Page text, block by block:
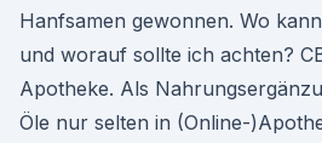
Hanfsamen gewonnen. Wo
und worauf sollte ich achten?
Apotheke. Als
Öle nur selten in (Online-